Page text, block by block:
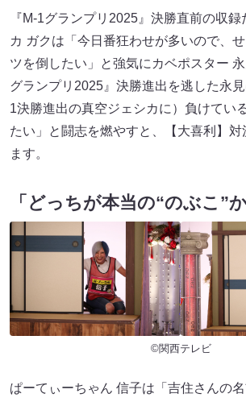
『M-1グランプリ2025』決勝直前の収
カ ガクは「今日番狂わせが多いので、
ツを倒したい」と強気にカベポスター
グランプリ2025』決勝進出を逃した永
1決勝進出の真空ジェシカに）負けてい
たい」と闘志を燃やすと、【大喜利】
ます。
「どっちが本当の“のぶこ”
©関西テレビ
ぱーてぃーちゃん 信子は「吉住さんの